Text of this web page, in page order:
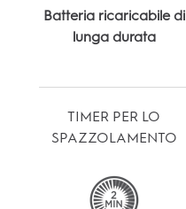
Batteria ricaricabile di
lunga durata
TIMER PER LO
SPAZZOLAMENTO